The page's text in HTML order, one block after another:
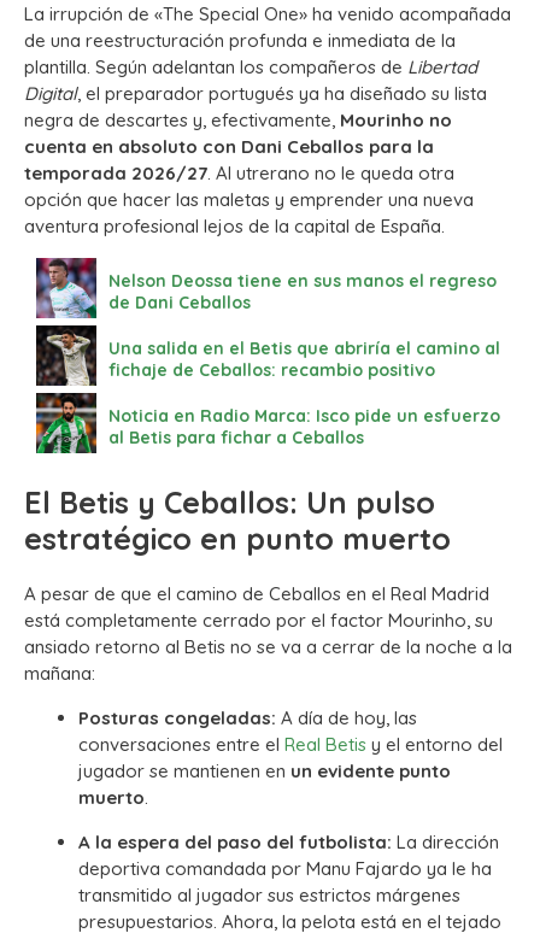
La irrupción de «The Special One» ha venido acompañada
de una reestructuración profunda e inmediata de la
plantilla. Según adelantan los compañeros de Libertad
Digital, el preparador portugués ya ha diseñado su lista
negra de descartes y, efectivamente, Mourinho no
cuenta en absoluto con Dani Ceballos para la
temporada 2026/27. Al utrerano no le queda otra
opción que hacer las maletas y emprender una nueva
aventura profesional lejos de la capital de España.
Nelson Deossa tiene en sus manos el regreso
de Dani Ceballos
Una salida en el Betis que abriría el camino al
fichaje de Ceballos: recambio positivo
Noticia en Radio Marca: Isco pide un esfuerzo
al Betis para fichar a Ceballos
El Betis y Ceballos: Un pulso
estratégico en punto muerto
A pesar de que el camino de Ceballos en el Real Madrid
está completamente cerrado por el factor Mourinho, su
ansiado retorno al Betis no se va a cerrar de la noche a la
mañana:
Posturas congeladas: A día de hoy, las
conversaciones entre el Real Betis y el entorno del
jugador se mantienen en un evidente punto
muerto.
A la espera del paso del futbolista: La dirección
deportiva comandada por Manu Fajardo ya le ha
transmitido al jugador sus estrictos márgenes
presupuestarios. Ahora, la pelota está en el tejado